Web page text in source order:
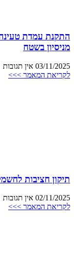
התקנת עמדת
מניסיון בשטח
03/11/2025 אין תגובות
לקריאת המאמר >>>
תיקון חציבות
02/11/2025 אין תגובות
לקריאת המאמר >>>